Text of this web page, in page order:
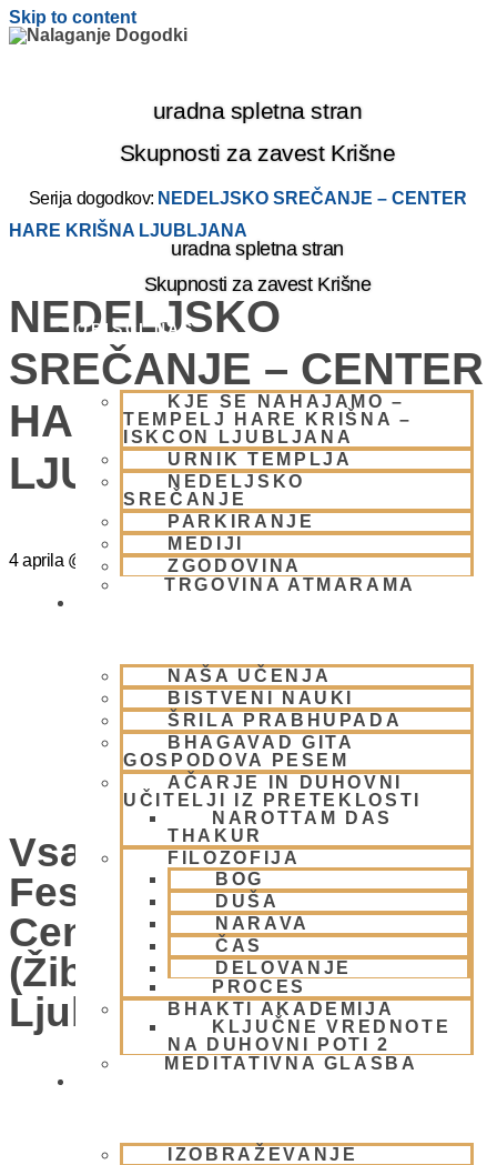
Skip to content
uradna spletna stran
Skupnosti za zavest Krišne
uradna spletna stran
Skupnosti za zavest Krišne
OBIŠČI NAS
KJE SE NAHAJAMO –
TEMPELJ HARE KRIŠNA –
ISKCON LJUBLJANA
URNIK TEMPLJA
NEDELJSKO
SREČANJE
PARKIRANJE
MEDIJI
ZGODOVINA
TRGOVINA ATMARAMA
NAŠA UČENJA
BISTVENI NAUKI
ŠRILA PRABHUPADA
BHAGAVAD GITA
GOSPODOVA PESEM
AČARJE IN DUHOVNI
UČITELJI IZ PRETEKLOSTI
NAROTTAM DAS
THAKUR
FILOZOFIJA
BOG
DUŠA
NARAVA
ČAS
DELOVANJE
PROCES
BHAKTI AKADEMIJA
KLJUČNE VREDNOTE
NA DUHOVNI POTI 2
MEDITATIVNA GLASBA
IZOBRAŽEVANJE
Serija dogodkov: NEDELJSKO SREČANJE – CENTER
HARE KRIŠNA LJUBLJANA
NEDELJSKO
SREČANJE – CENTER
HARE KRIŠNA
LJUBLJANA
4 aprila @ 15:00 -20:00
Vsako Nedeljo Mini
Festival V Hare Krišna
Centru – VABLJENI
(Žibertova 27, 1000
Ljubljana)